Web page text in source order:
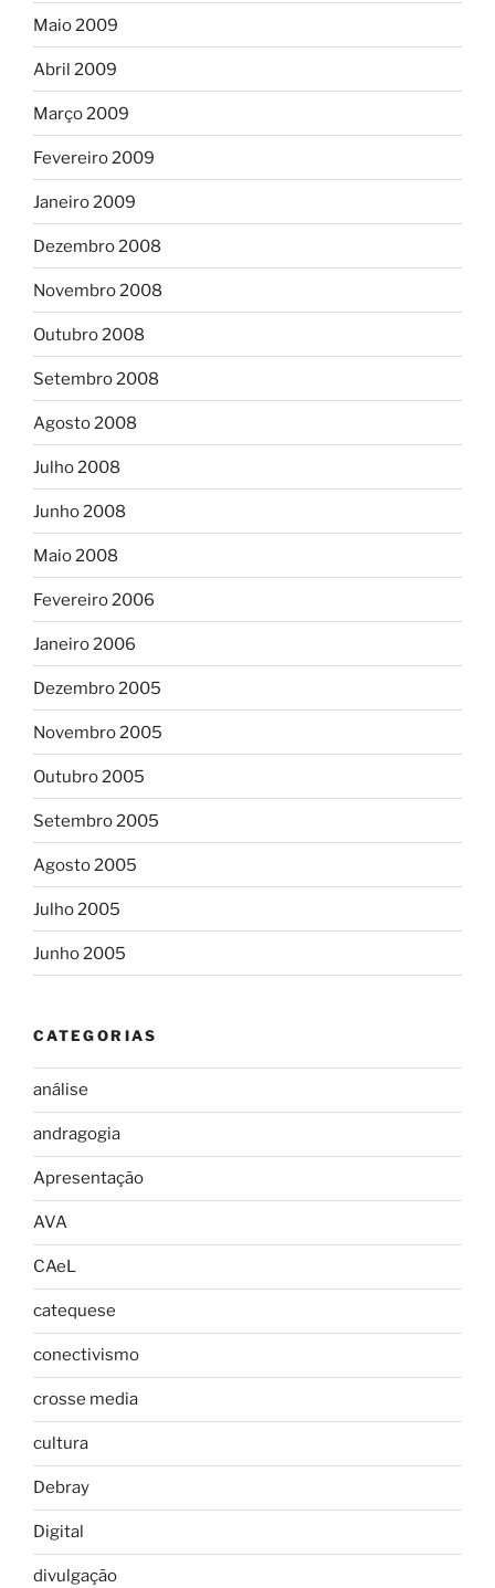
Maio 2009
Abril 2009
Março 2009
Fevereiro 2009
Janeiro 2009
Dezembro 2008
Novembro 2008
Outubro 2008
Setembro 2008
Agosto 2008
Julho 2008
Junho 2008
Maio 2008
Fevereiro 2006
Janeiro 2006
Dezembro 2005
Novembro 2005
Outubro 2005
Setembro 2005
Agosto 2005
Julho 2005
Junho 2005
CATEGORIAS
análise
andragogia
Apresentação
AVA
CAeL
catequese
conectivismo
crosse media
cultura
Debray
Digital
divulgação